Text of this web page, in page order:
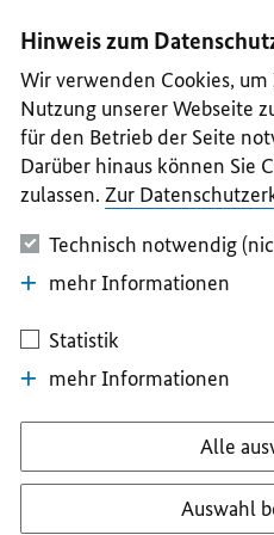
II
III
IV
V
Hinweis zum
Wir verwenden Cookies,
Nutzung unserer Webseite
für den Betrieb der Seite
Darüber hinaus können Sie
zulassen. Zur
Technisch notwendig
mehr Informationen
Statistik
mehr Informationen
Alle
Auswahl